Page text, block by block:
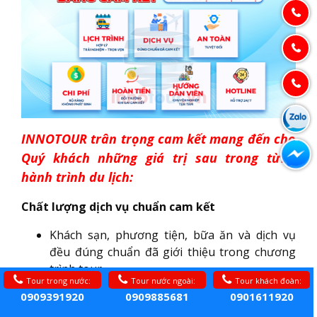
INNOTOUR trân trọng cam kết mang đến cho
Quý khách những giá trị sau trong từng
hành trình du lịch:
Chất lượng dịch vụ chuẩn cam kết
Khách sạn, phương tiện, bữa ăn và dịch vụ
đều đúng chuẩn đã giới thiệu trong chương
trình tour.
Giá cả minh bạch, không phát sinh
Tour trong nước:
0909391920
Tour nước ngoài:
0909885681
Tour khách đoàn:
0901611920